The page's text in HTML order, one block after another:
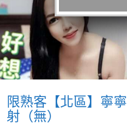
限熟客【北區】寧寧
射（無）